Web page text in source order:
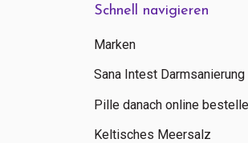
Schnell navigieren
Marken
Sana Intest Darmsanierung
Pille danach online
Keltisches Meersalz